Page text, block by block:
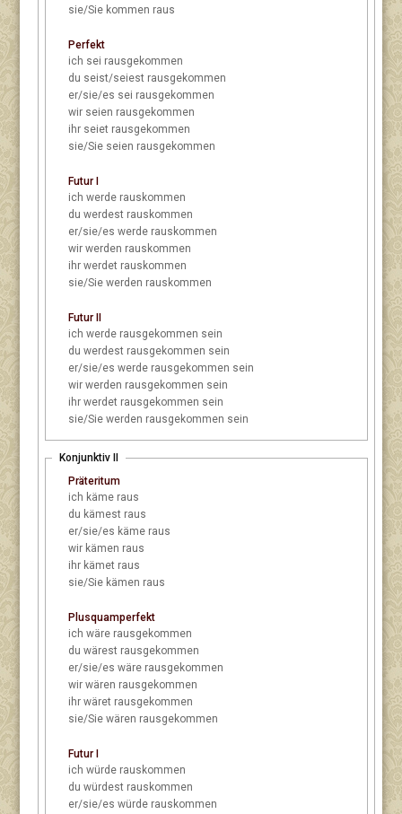
sie/Sie kommen raus
Perfekt
ich sei rausgekommen
du seist/seiest rausgekommen
er/sie/es sei rausgekommen
wir seien rausgekommen
ihr seiet rausgekommen
sie/Sie seien rausgekommen
Futur I
ich werde rauskommen
du werdest rauskommen
er/sie/es werde rauskommen
wir werden rauskommen
ihr werdet rauskommen
sie/Sie werden rauskommen
Futur II
ich
werde rausgekommen sein
du
werdest rausgekommen sein
er/sie/es
werde rausgekommen sein
wir
werden rausgekommen sein
ihr
werdet rausgekommen sein
sie/Sie
werden rausgekommen sein
Konjunktiv II
Präteritum
ich käme raus
du kämest raus
er/sie/es käme raus
wir kämen raus
ihr kämet raus
sie/Sie kämen raus
Plusquamperfekt
ich wäre rausgekommen
du wärest rausgekommen
er/sie/es wäre rausgekommen
wir wären rausgekommen
ihr wäret rausgekommen
sie/Sie wären rausgekommen
Futur I
ich würde rauskommen
du würdest rauskommen
er/sie/es würde rauskommen